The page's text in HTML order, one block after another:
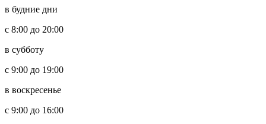
в будние дни
с 8:00 до 20:00
в субботу
с 9:00 до 19:00
в воскресенье
с 9:00 до 16:00